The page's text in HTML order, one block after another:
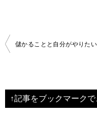
投
ビ
ゲ
↑記事をブックマーク